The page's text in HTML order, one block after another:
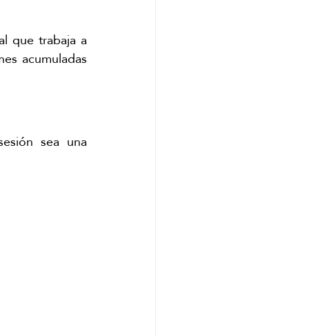
que trabaja a
acumuladas
sea una